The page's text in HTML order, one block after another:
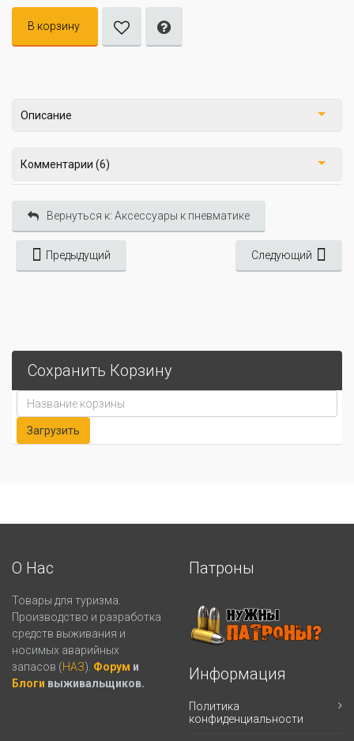
В корзину
Описание
Комментарии (6)
Вернуться к: Аксессуары к пневматике
Предыдущий Следующий
Сохранить Корзину
О Нас
Товары для туризма.
Производство и разработка
средств выживания и
носимых аварийных
запасов (НАЗ). Форум и
Блоги выживальщиков.
Патроны
Информация
Политика
конфиденциальности